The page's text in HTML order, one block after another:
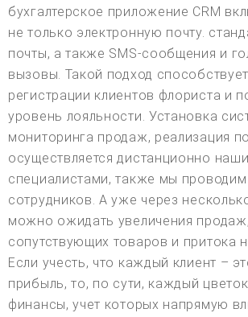
бухгалтерское приложение CRM
не только электронную почту.
почты, а также SMS-сообщения и
вызовы. Такой подход
регистрации клиентов флориста и
уровень лояльности. Установка
мониторинга продаж, реализация
осуществляется дистанционно
специалистами, также мы
сотрудников. А уже через
можно ожидать увеличения продаж,
сопутствующих товаров и притока
Если учесть, что каждый клиент –
прибыль, то, по сути, каждый
финансы, учет которых напрямую